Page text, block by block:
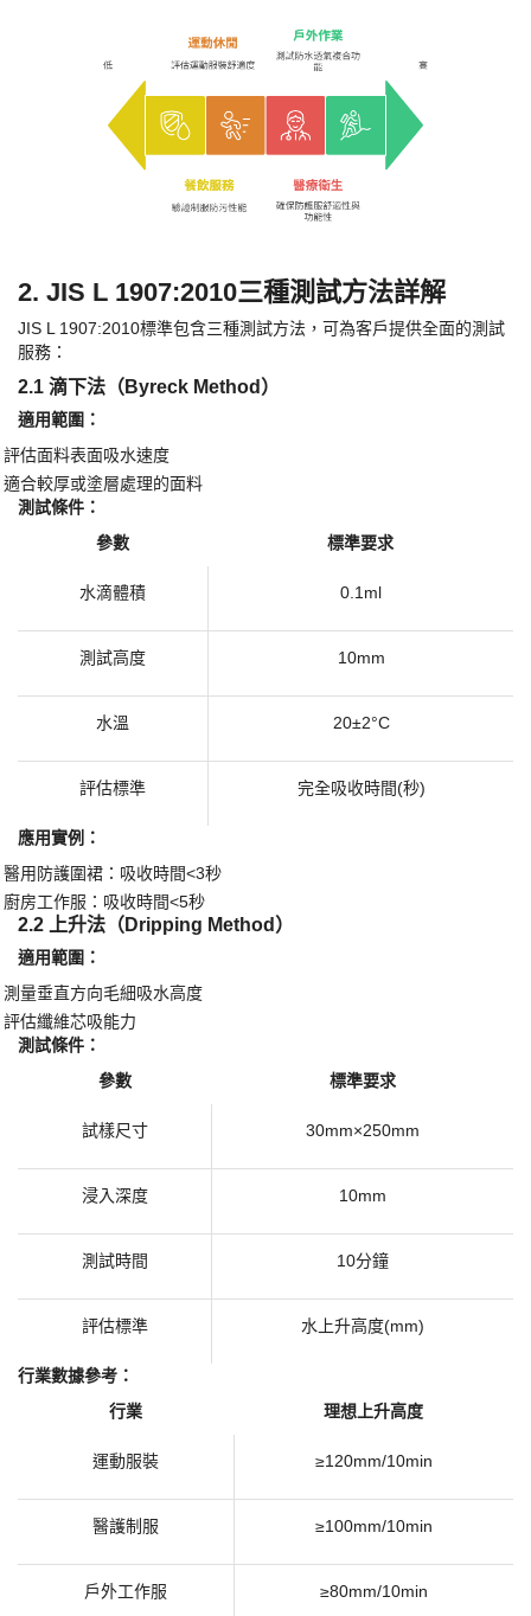
2. JIS L 1907:2010三種測試方法詳解
JIS L 1907:2010標準包含三種測試方法，可為客戶提供全面的測試
服務：
2.1 滴下法（Byreck Method）
​適用範圍：​
評估面料表面吸水速度
適合較厚或塗層處理的面料
​測試條件：​
參數
標準要求
水滴體積 0.1ml
測試高度 10mm
水溫 20±2°C
評估標準 完全吸收時間(秒)
應用實例：
醫用防護圍裙：吸收時間<3秒
廚房工作服：吸收時間<5秒
2.2 上升法（Dripping Method）
​適用範圍：​
測量垂直方向毛細吸水高度
評估纖維芯吸能力
​測試條件：​
參數
標準要求
試樣尺寸 30mm×250mm
浸入深度 10mm
測試時間 10分鐘
評估標準 水上升高度(mm)
​行業數據參考：​
行業
理想上升高度
運動服裝 ≥120mm/10min
醫護制服 ≥100mm/10min
戶外工作服 ≥80mm/10min